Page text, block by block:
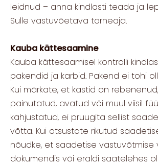
leidnud – anna kindlasti teada ja
Sulle vastuvõetava tarneaja.
Kauba kättesaamine
Kauba kättesaamisel kontrolli
pakendid ja karbid. Pakend ei tohi
Kui märkate, et kastid on
painutatud, avatud või muul viisil
kahjustatud, ei pruugita sellist
võtta. Kui otsustate rikutud
nõudke, et saadetise vastuvõtmise
dokumendis või eraldi saatelehes